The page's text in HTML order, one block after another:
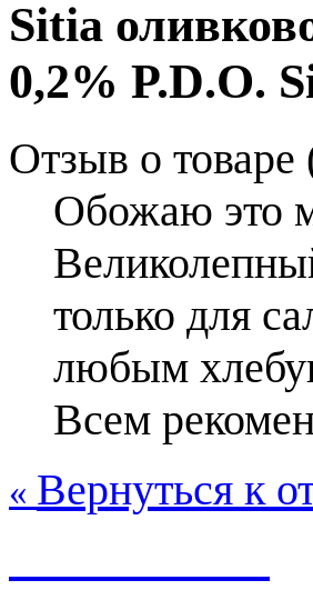
Sitia
0,2% P.D.O.
Отзыв о товаре
Обожаю это
только для
любым
Всем
« Вернуться к